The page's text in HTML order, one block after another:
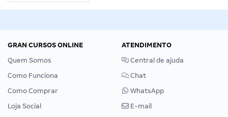
GRAN CURSOS ONLINE
Quem Somos
Como Funciona
Como Comprar
Loja Social
ATENDIMENTO
Central de ajuda
Chat
WhatsApp
E-mail